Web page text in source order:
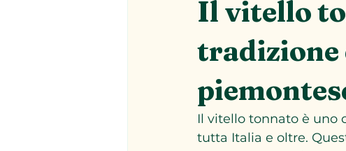
Il vitello
tradizione
Il vitello tonnato è uno
tutta Italia e oltre.